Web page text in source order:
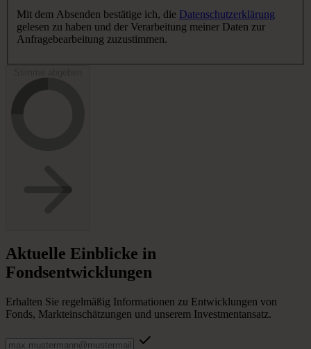
Mit dem Absenden bestätige ich, die Datenschutzerklärung
gelesen zu haben und der Verarbeitung meiner Daten zur
Anfragebearbeitung zuzustimmen.
Aktuelle Einblicke in
Fondsentwicklungen
Erhalten Sie regelmäßig Informationen zu Entwicklungen von
Fonds, Markteinschätzungen und unserem Investmentansatz.